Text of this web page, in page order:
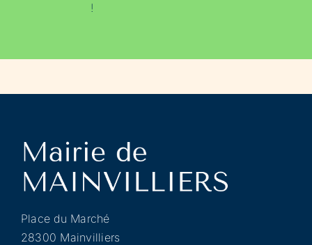
!
Place du Marché
28300 Mainvilliers